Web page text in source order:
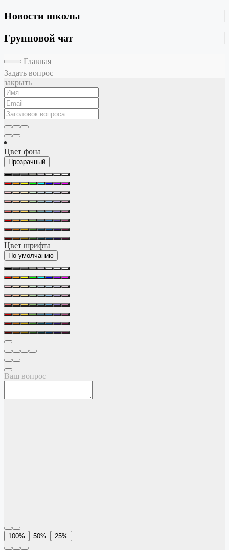
Новости школы
Групповой чат
Главная
Задать вопрос
закрыть
Цвет фона
Прозрачный
Цвет шрифта
По умолчанию
Ваш вопрос
100% 50% 25%